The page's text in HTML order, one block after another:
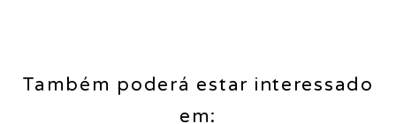
Também poderá estar interessado
em: